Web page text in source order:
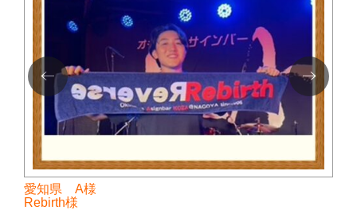
愛知県 A様
Rebirth様